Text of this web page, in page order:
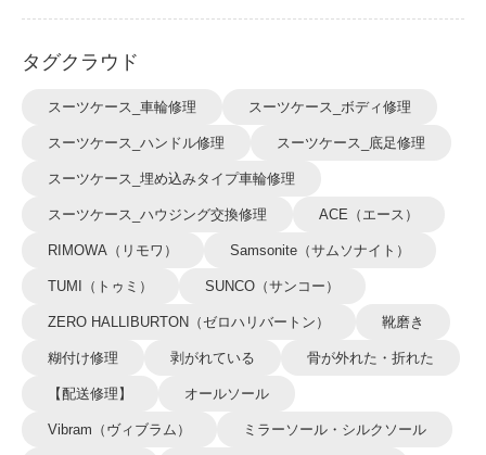
タグクラウド
スーツケース_車輪修理 スーツケース_ボディ修理
スーツケース_ハンドル修理 スーツケース_底足修理
スーツケース_埋め込みタイプ車輪修理
スーツケース_ハウジング交換修理 ACE（エース）
RIMOWA（リモワ） Samsonite（サムソナイト）
TUMI（トゥミ） SUNCO（サンコー）
ZERO HALLIBURTON（ゼロハリバートン） 靴磨き
糊付け修理 剥がれている 骨が外れた・折れた
【配送修理】 オールソール
Vibram（ヴィブラム） ミラーソール・シルクソール